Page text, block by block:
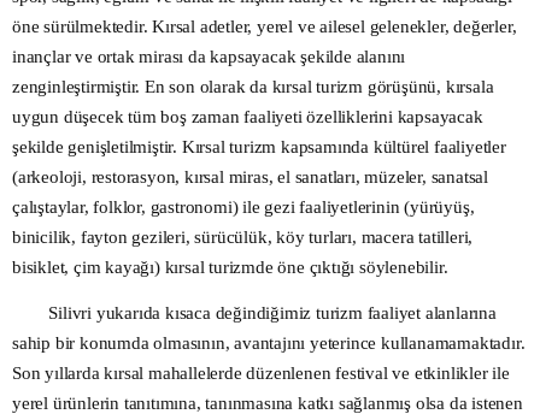
öne sürülmektedir. Kırsal adetler, yerel ve ailesel gelenekler, değerler,
inançlar ve ortak mirası da kapsayacak şekilde alanını
zenginleştirmiştir. En son olarak da kırsal turizm görüşünü, kırsala
uygun düşecek tüm boş zaman faaliyeti özelliklerini kapsayacak
şekilde genişletilmiştir. Kırsal turizm kapsamında kültürel faaliyetler
(arkeoloji, restorasyon, kırsal miras, el sanatları, müzeler, sanatsal
çalıştaylar, folklor, gastronomi) ile gezi faaliyetlerinin (yürüyüş,
binicilik, fayton gezileri, sürücülük, köy turları, macera tatilleri,
bisiklet, çim kayağı) kırsal turizmde öne çıktığı söylenebilir.
Silivri yukarıda kısaca değindiğimiz turizm faaliyet alanlarına
sahip bir konumda olmasının, avantajını yeterince kullanamamaktadır.
Son yıllarda kırsal mahallelerde düzenlenen festival ve etkinlikler ile
yerel ürünlerin tanıtımına, tanınmasına katkı sağlanmış olsa da istenen